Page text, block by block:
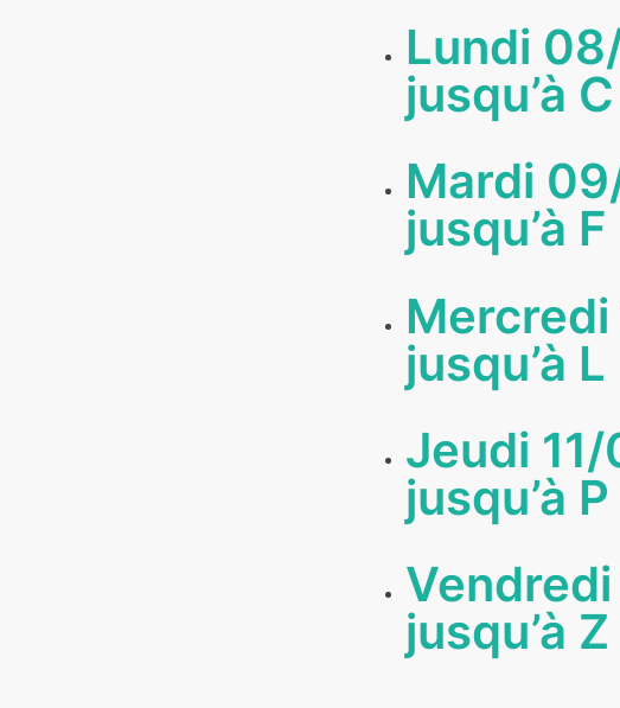
Lundi
jusqu’à C
Mardi
jusqu’à F
jusqu’à L
Jeudi
jusqu’à P
jusqu’à Z